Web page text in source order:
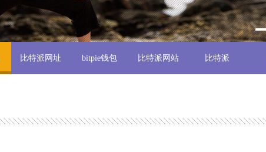
比特派网址 bitpie钱包 比特派网站 比特派